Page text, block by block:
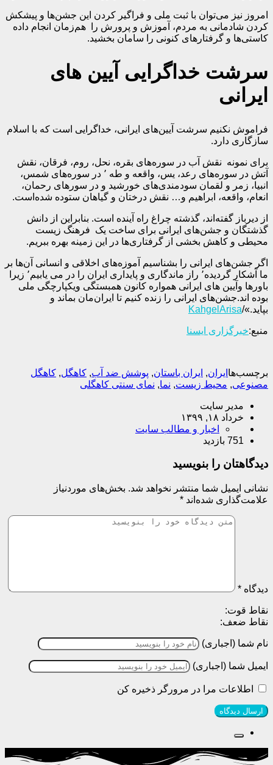
امروز نیز می‌توان با ثبت ملی و فراگیر کردن این جشن‌ها و پیشکش
کردن شادمانی به مردم، آموزش و پرورش را هم‌زمان انجام داده
کاستی‌ها و گرفتارهای کنونی را سامان بخشید.
سرشت خداگرایی آیین های
ایرانی
فراموش نکنیم سرشت آیین‌های ایرانی، خداگرایی است که با اسلام
سازگاری دارد.
برای نمونه نقش آب در سوره‌های بقره، نحل، روم، فرقان، نقش
آتش در سوره‌های رعد، یس، واقعه و طه ٬ در سوره‌های شمس،
انبیا، زمر و لقمان سودمندی‌های خورشید و در سورهای رحمان،
انعام، واقعه، ابراهیم و… نقش درختان و گیاهان ستوده شده‌است.
از دیرباز گفته‌اند، گذشته چراغ راه آینده است. بنابراین از دانش
گذشتگان و جشن‌های ایرانی برای ساخت یک فرهنگ زیست
محیطی و کاهش بخشی از گرفتاری‌ها در این زمینه بهره ببریم.
اگر جشن‌های ایرانی را بشناسیم آموزه‌های اخلاقی و انسانی آن‌ها بر
ما آشکار گردیده٬ راز ماندگاری و پایداری ایران را در می یابیم٬ زیرا
باورها وآیین های ایرانی همواره کانون همبستگی ویکپارچگی ملی
بوده اند.جشن‌های ایرانی را زنده کنیم تا ایران‌مان بماند و
بپاید.»/KahgelArisa
منبع:خبرگزاری ایسنا
برچسب‌ها ایران, ایران باستان, پوشش ضد آب, کاهگل, کاهگل
مصنوعی, محیط زیست, نما, نمای سنتی کاهگلی
مدیر سایت
خرداد ۱۸, ۱۳۹۹
اخبار و مطالب سایت
751 بازدید
دیدگاهتان را بنویسید
نشانی ایمیل شما منتشر نخواهد شد. بخش‌های موردنیاز
علامت‌گذاری شده‌اند *
دیدگاه *
نقاط قوت:
نقاط ضعف:
نام شما (اجباری)
ایمیل شما (اجباری)
اطلاعات مرا در مرورگر ذخیره کن